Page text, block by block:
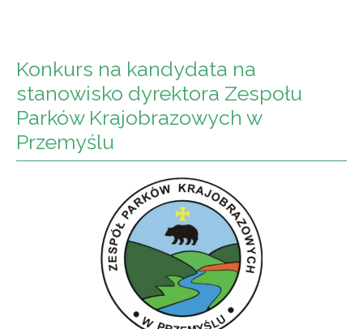
Konkurs na kandydata na
stanowisko dyrektora Zespołu
Parków Krajobrazowych w
Przemyślu